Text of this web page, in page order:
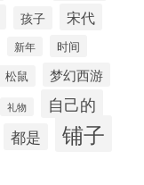
孩子 宋代
新年 时间
松鼠 梦幻西游
礼物 自己的
都是 铺子